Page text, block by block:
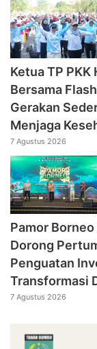
‎Ketua TP
Bersama
Gerakan
Menjaga
7 Agustus 2026
Pamor
Dorong
Penguatan
Transformasi
7 Agustus 2026